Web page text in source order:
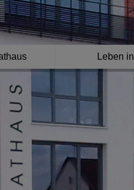
Leben